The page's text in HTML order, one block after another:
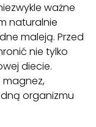
ważne
naturalnie
maleją. Przed
nie tylko
diecie.
organizmu